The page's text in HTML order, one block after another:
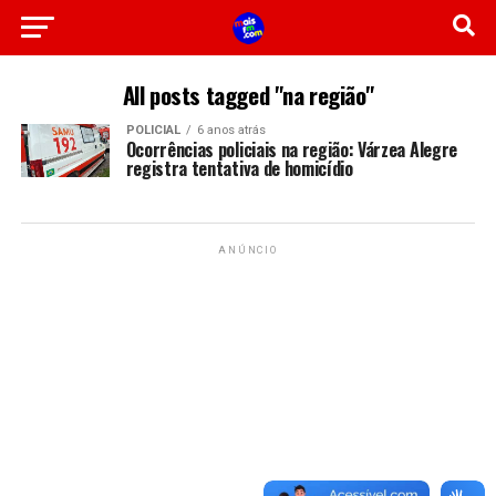
All posts tagged "na região"
POLICIAL 6 anos atrás
Ocorrências policiais na região: Várzea Alegre
registra tentativa de homicídio
ANÚNCIO